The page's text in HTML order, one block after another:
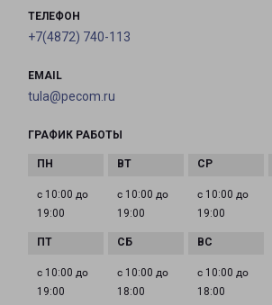
ТЕЛЕФОН
+7(4872) 740-113
EMAIL
tula@pecom.ru
ГРАФИК РАБОТЫ
с 10:00 до
19:00
с 10:00 до
19:00
с 10:00 до
19:00
с 10:00 до
19:00
с 10:00 до
18:00
с 10:00 до
18:00